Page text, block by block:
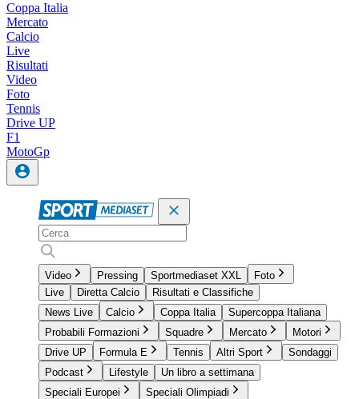
Coppa Italia
Mercato
Calcio
Live
Risultati
Video
Foto
Tennis
Drive UP
F1
MotoGp
Video Pressing Sportmediaset XXL
Foto
Live
Diretta Calcio
Risultati e Classifiche
News Live
Calcio Coppa Italia
Supercoppa Italiana
Probabili Formazioni
Squadre Mercato
Motori
Drive UP
Formula E Tennis Altri Sport
Sondaggi
Podcast
Lifestyle
Un libro a settimana
Speciali Europei
Speciali Olimpiadi